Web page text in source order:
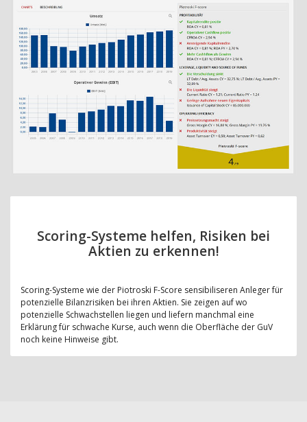
Scoring-Systeme helfen, Risiken bei
Aktien zu erkennen!
Scoring-Systeme wie der Piotroski F-Score sensibiliseren Anleger für
potenzielle Bilanzrisiken bei ihren Aktien. Sie zeigen auf wo
potenzielle Schwachstellen liegen und liefern manchmal eine
Erklärung für schwache Kurse, auch wenn die Oberfläche der GuV
noch keine Hinweise gibt.